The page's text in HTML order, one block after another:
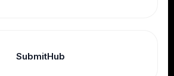
SubmitHub